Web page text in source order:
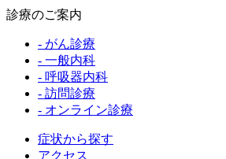
診療のご案内
- がん診療
- 一般内科
- 呼吸器内科
- 訪問診療
- オンライン診療
症状から探す
アクセス